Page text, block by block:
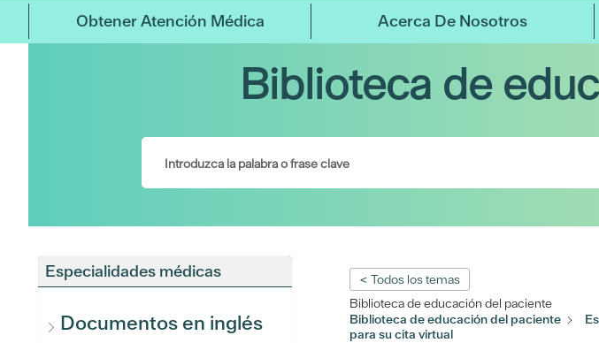
Obtener Atención Médica Acerca De Nosotros
Biblioteca de
Especialidades médicas
Documentos en inglés
< Todos los temas
Biblioteca de educación del paciente
Biblioteca de educación del paciente
para su cita virtual